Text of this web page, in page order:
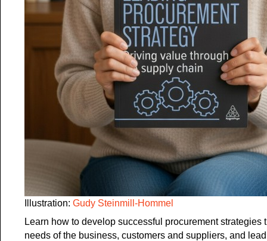
Illustration: Gudy Steinmill-Hommel
Learn how to develop successful procurement strategies
needs of the business, customers and suppliers, and